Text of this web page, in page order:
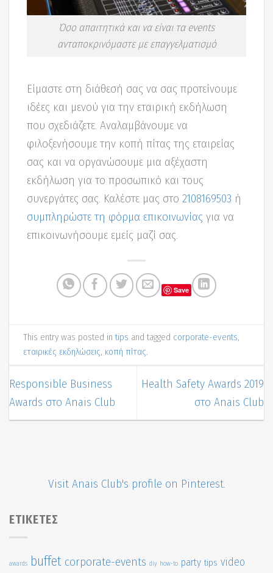
Όσο απαιτητικά και να είναι τα events
ανταποκρινόμαστε με επαγγελματισμό
Είμαστε στη διάθεσή σας να σας προτείνουμε
ιδέες και μενού για την εταιρική εκδήλωση
που σχεδιάζετε. Αναλαμβάνουμε να
φιλοξενήσουμε την κοπή πίτας της εταιρείας
σας και να οργανώσουμε μια αξέχαστη
εκδήλωση για το προσωπικό και τους
συνεργάτες σας. Καλέστε μας στο 2108169503 ή
συμπληρώστε τη φόρμα επικοινωνίας για να
επικοινωνήσουμε εμείς μαζί σας.
Save
This entry was posted intips and tagged corporate-events,
εταιρικές εκδηλώσεις, κοπή πίτας.
Responsible Business
Awards στο Anais Club
Health Safety Awards 2019
στο Anais Club
Visit Anais Club's profile on Pinterest.
ΕΤΙΚΈΤΕΣ
awards buffet corporate-events diy how-to party tips video